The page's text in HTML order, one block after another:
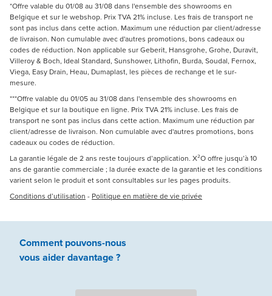
*Offre valable du 01/08 au 31/08 dans l'ensemble des showrooms en
Belgique et sur le webshop. Prix TVA 21% incluse. Les frais de transport ne
sont pas inclus dans cette action. Maximum une réduction par client/adresse
de livraison. Non cumulable avec d'autres promotions, bons cadeaux ou
codes de réduction. Non applicable sur Geberit, Hansgrohe, Grohe, Duravit,
Villeroy & Boch, Ideal Standard, Sunshower, Lithofin, Burda, Soudal, Fernox,
Viega, Easy Drain, Heau, Dumaplast, les pièces de rechange et le sur-
mesure.
***Offre valable du 01/05 au 31/08 dans l'ensemble des showrooms en
Belgique et sur la boutique en ligne. Prix TVA 21% incluse. Les frais de
transport ne sont pas inclus dans cette action. Maximum une réduction par
client/adresse de livraison. Non cumulable avec d'autres promotions, bons
cadeaux ou codes de réduction.
La garantie légale de 2 ans reste toujours d’application. X²O offre jusqu’à 10
ans de garantie commerciale ; la durée exacte de la garantie et les conditions
varient selon le produit et sont consultables sur les pages produits.
Conditions d’utilisation - Politique en matière de vie privée
Comment pouvons-nous
vous aiderdavantage ?